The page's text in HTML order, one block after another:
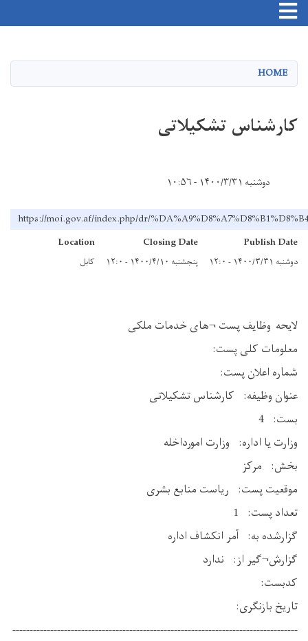
content
Toggle navigation
HOME
کارشناس تشکیلاتی
دوشنبه ۱۴۰۰/۳/۳۱ - ۱۰:۵۶
https://moi.gov.af/index.php/dr/
Publish Date
دوشنبه ۱۴۰۰/۳/۳۱ - ۱۲:۰
Closing Date
پنجشنبه ۱۴۰۰/۴/۱۰ - ۱۲:۰
Location
کابل
لایحه وظایف پست ¬های خدمات ملکی
معلومات کلی پست:
شماره اعلان پست:
عنوان وظیفه: کارشناس تشکیلاتی
بست: 4
وزارت یا اداره: وزارت امورداخله
بخش: مرکز
موقعیت پست: ریاست منابع بشری
تعداد پست: 1
گزارشده به: آمر انکشاف اداره
گزارش¬گیر از: ندارد
کدبست:
تاریخ بازنگری:
-----------------------------------------------------------------------------------